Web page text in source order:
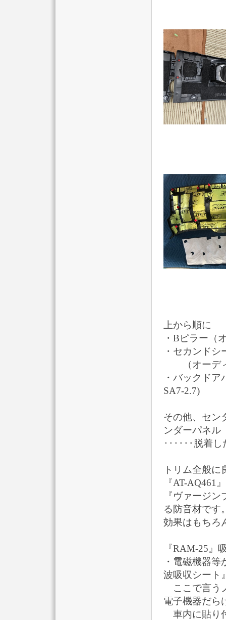
上から順に
・Bピラー（
・セカンド
（オーディ
・バックド
SA7-2.7)
その他、セン
ンダーパネル
･･････脱着
トリム全般
『AT-AQ461』
『ヴァージ
る防音材です
効果はもちろ
『RAM-25』
・電磁機器
波吸収シート
ここで言う
電子機器だら
車内に貼り